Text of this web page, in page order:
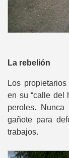
La rebelión
Los
en su “calle del
peroles.
gañote para
trabajos.